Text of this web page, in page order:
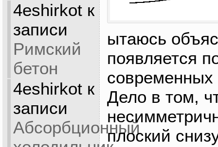
4eshirkotк
записи
Римский
бетон
4eshirkotк
записи
Абсорбционный
ытаюсь
появляется
современных
Дело в том,
плоский